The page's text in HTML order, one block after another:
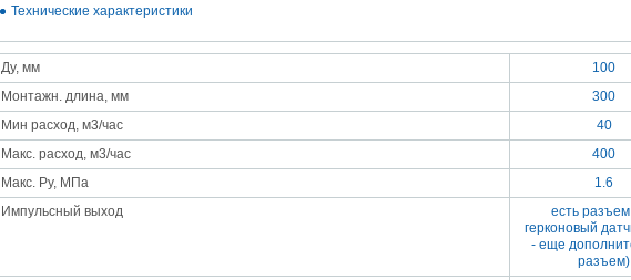
Оборудование в наличии на складе!!! Цены фиксированы!
Акция на Пневмонагнетатель ТОПОЛЬ 300 ТРАНСМИКС и Растворосмеситель
Растворосмеситель СКАУТ MINI
Товар имеется в наличии на складе.
28.02.2017
Оборудование в наличии на складе.
Стоимость 260 000 руб!
Технические характеристики
Ду, мм
100
Монтажн. длина, мм
300
Мин расход, м3/час
40
Макс. расход, м3/час
400
Макс. Py, МПа
1.6
Импульсный выход
есть
герконовый
- еще
разъем)